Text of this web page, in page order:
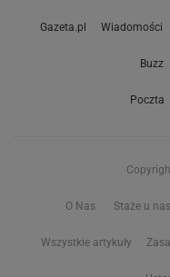
Gazeta.pl Wiadomości
Buzz
Poczta
O Nas Staże u nas
Wszystkie artykuły